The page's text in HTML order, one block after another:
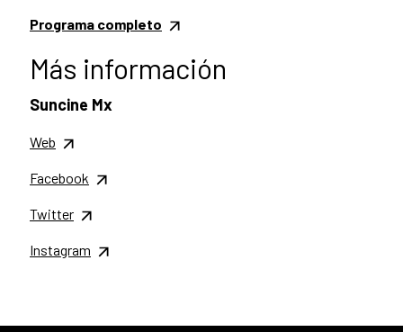
Programa completo
Más información
Suncine Mx
Web
Facebook
Twitter
Instagram